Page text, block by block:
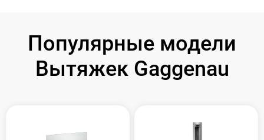
Популярные модели
Вытяжек Gaggenau